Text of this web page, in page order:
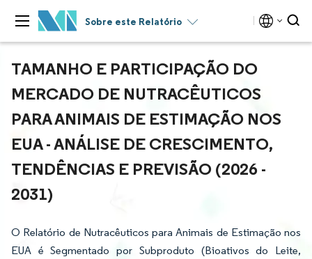
Sobre este Relatório
TAMANHO E PARTICIPAÇÃO DO
MERCADO DE NUTRACÊUTICOS
PARA ANIMAIS DE ESTIMAÇÃO NOS
EUA - ANÁLISE DE CRESCIMENTO,
TENDÊNCIAS E PREVISÃO (2026 -
2031)
O Relatório de Nutracêuticos para Animais de Estimação nos
EUA é Segmentado por Subproduto (Bioativos do Leite,